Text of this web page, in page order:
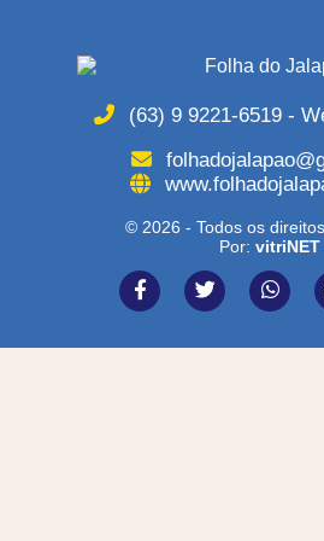
(63) 9 9221-6519 -
© 2026 - Todos os
Por: vitriNET